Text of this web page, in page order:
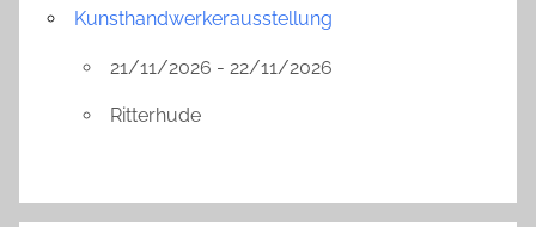
Kunsthandwerkerausstellung
21/11/2026 - 22/11/2026
Ritterhude